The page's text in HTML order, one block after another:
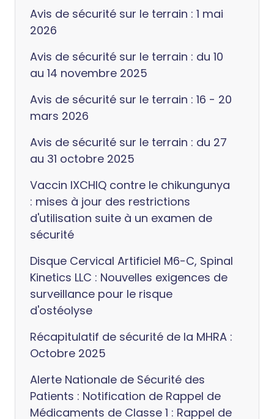
Avis de sécurité sur le terrain : 1 mai
2026
Avis de sécurité sur le terrain : du 10
au 14 novembre 2025
Avis de sécurité sur le terrain : 16 - 20
mars 2026
Avis de sécurité sur le terrain : du 27
au 31 octobre 2025
Vaccin IXCHIQ contre le chikungunya
: mises à jour des restrictions
d'utilisation suite à un examen de
sécurité
Disque Cervical Artificiel M6-C, Spinal
Kinetics LLC : Nouvelles exigences de
surveillance pour le risque
d'ostéolyse
Récapitulatif de sécurité de la MHRA :
Octobre 2025
Alerte Nationale de Sécurité des
Patients : Notification de Rappel de
Médicaments de Classe 1 : Rappel de